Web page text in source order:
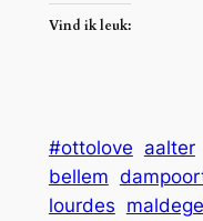
Vind ik leuk:
#ottolove aalter
bellem
lourdes